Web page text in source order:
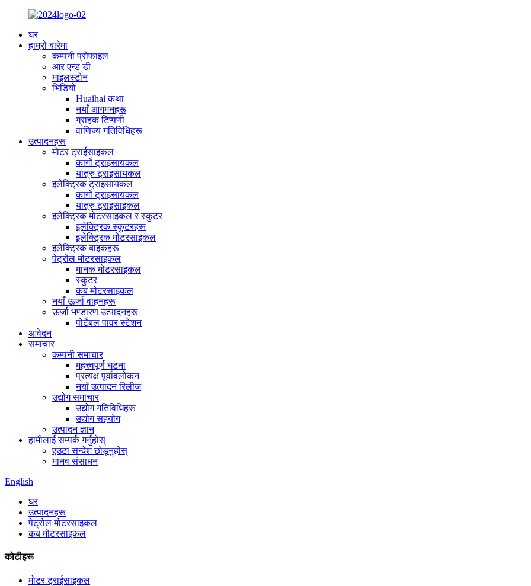
घर
हाम्रो बारेमा
कम्पनी प्रोफाइल
आर एन्ड डी
माइलस्टोन
भिडियो
Huaihai कथा
नयाँ आगमनहरू
ग्राहक टिप्पणी
वाणिज्य गतिविधिहरू
उत्पादनहरू
मोटर ट्राईसाइकल
कार्गो ट्राइसायकल
यात्रु ट्राइसायकल
इलेक्ट्रिक ट्राइसायकल
कार्गो ट्राइसायकल
यात्रु ट्राइसाइकल
इलेक्ट्रिक मोटरसाइकल र स्कुटर
इलेक्ट्रिक स्कुटरहरू
इलेक्ट्रिक मोटरसाइकल
इलेक्ट्रिक बाइकहरू
पेट्रोल मोटरसाइकल
मानक मोटरसाइकल
स्कुटर
कब मोटरसाइकल
नयाँ ऊर्जा वाहनहरू
ऊर्जा भण्डारण उत्पादनहरू
पोर्टेबल पावर स्टेशन
आवेदन
समाचार
कम्पनी समाचार
महत्त्वपूर्ण घटना
प्रत्यक्ष पूर्वावलोकन
नयाँ उत्पादन रिलीज
उद्योग समाचार
उद्योग गतिविधिहरू
उद्योग सहयोग
उत्पादन ज्ञान
हामीलाई सम्पर्क गर्नुहोस्
एउटा सन्देश छोड्नुहोस्
मानव संसाधन
English
घर
उत्पादनहरू
पेट्रोल मोटरसाइकल
कब मोटरसाइकल
कोटीहरू
मोटर ट्राईसाइकल